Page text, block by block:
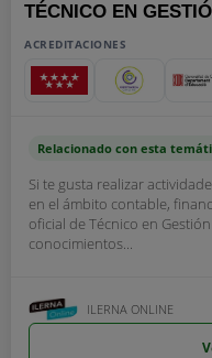
TÉCNICO EN
ACREDITACIONES
Relacionado con esta
Si te gusta realizar
en el ámbito contable,
oficial de Técnico en
conocimientos...
ILERNA ONLINE